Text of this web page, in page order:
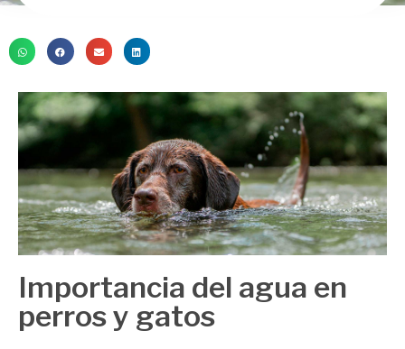
Importancia del agua en
perros y gatos